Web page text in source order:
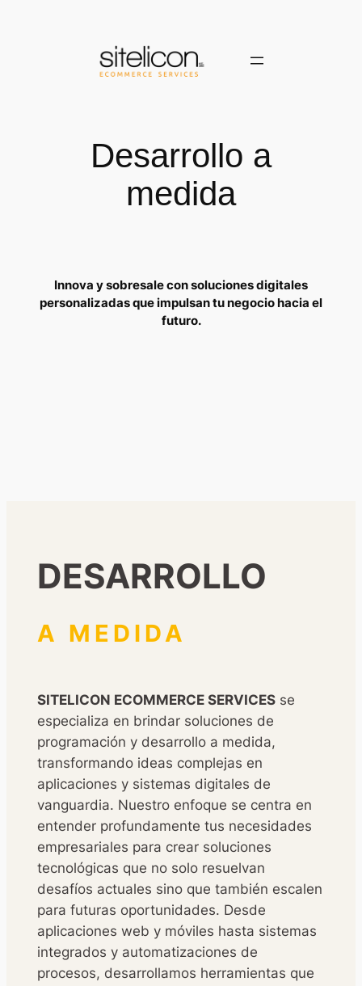
Desarrollo a
medida
Innova y sobresale con soluciones digitales
personalizadas que impulsan tu negocio hacia el
futuro.
DESARROLLO
A MEDIDA
SITELICON ECOMMERCE SERVICES se
especializa en brindar soluciones de
programación y desarrollo a medida,
transformando ideas complejas en
aplicaciones y sistemas digitales de
vanguardia. Nuestro enfoque se centra en
entender profundamente tus necesidades
empresariales para crear soluciones
tecnológicas que no solo resuelvan
desafíos actuales sino que también escalen
para futuras oportunidades. Desde
aplicaciones web y móviles hasta sistemas
integrados y automatizaciones de
procesos, desarrollamos herramientas que